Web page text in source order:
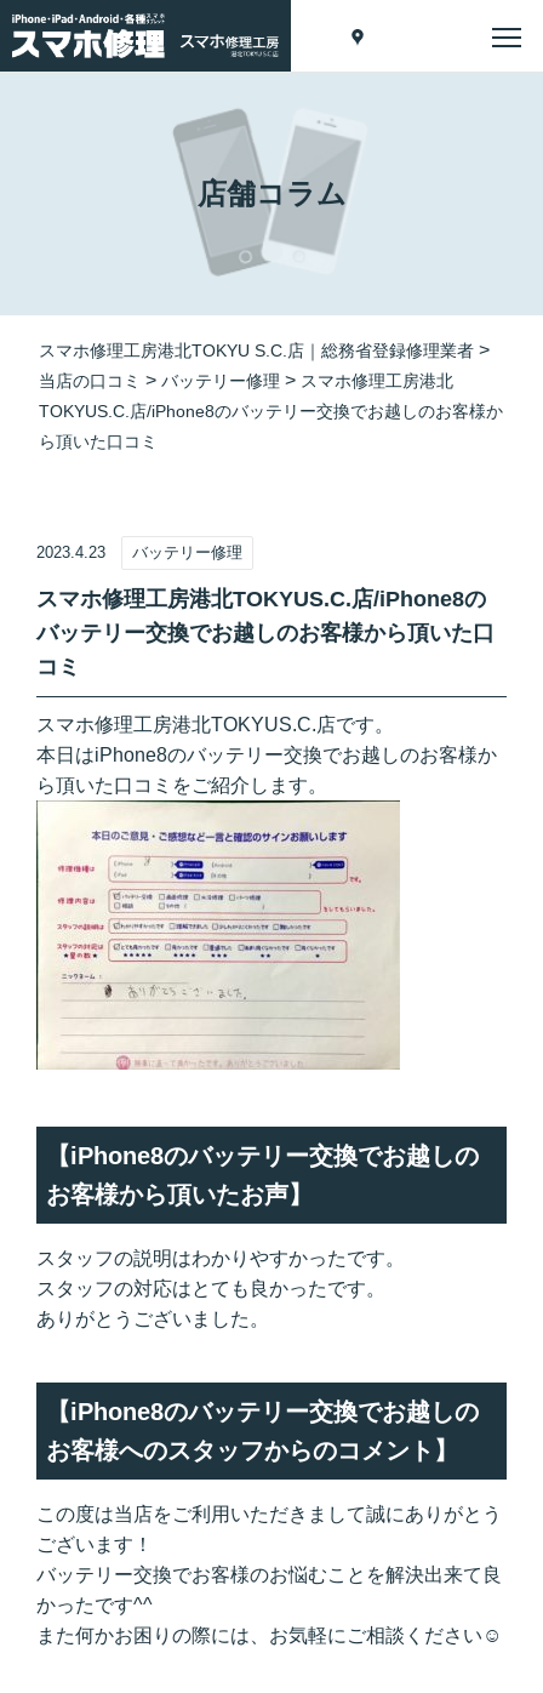
店舗コラム
スマホ修理工房港北TOKYU S.C.店｜総務省登録修理業者 >
当店の口コミ > バッテリー修理 > スマホ修理工房港北
TOKYUS.C.店/iPhone8のバッテリー交換でお越しのお客様か
ら頂いた口コミ
2023.4.23 バッテリー修理
スマホ修理工房港北TOKYUS.C.店/iPhone8の
バッテリー交換でお越しのお客様から頂いた口
コミ
スマホ修理工房港北TOKYUS.C.店です。
本日はiPhone8のバッテリー交換でお越しのお客様か
ら頂いた口コミをご紹介します。
【iPhone8のバッテリー交換でお越しの
お客様から頂いたお声】
スタッフの説明はわかりやすかったです。
スタッフの対応はとても良かったです。
ありがとうございました。
【iPhone8のバッテリー交換でお越しの
お客様へのスタッフからのコメント】
この度は当店をご利用いただきまして誠にありがとう
ございます！
バッテリー交換でお客様のお悩むことを解決出来て良
かったです^^
また何かお困りの際には、お気軽にご相談ください☺